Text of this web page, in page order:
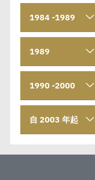
1984 -1989
1989
1990 -2000
自 2003 年起